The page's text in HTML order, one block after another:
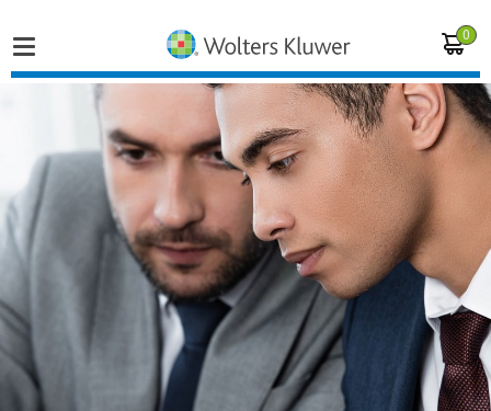
0
Home
Vakgebieden
Producten
Opleidingen